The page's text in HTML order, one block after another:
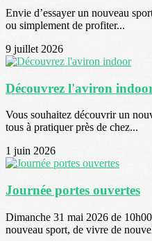
Envie d’essayer un nouveau
ou simplement de profiter...
9 juillet 2026
Découvrez l'aviron
Vous souhaitez découvrir un
tous à pratiquer près de chez...
1 juin 2026
Journée portes ouvertes
Dimanche 31 mai 2026 de
nouveau sport, de vivre de